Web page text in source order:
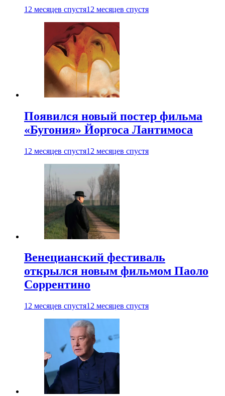
12 месяцев спустя12 месяцев спустя
Появился новый постер фильма
«Бугония» Йоргоса Лантимоса
12 месяцев спустя12 месяцев спустя
Венецианский фестиваль
открылся новым фильмом Паоло
Соррентино
12 месяцев спустя12 месяцев спустя